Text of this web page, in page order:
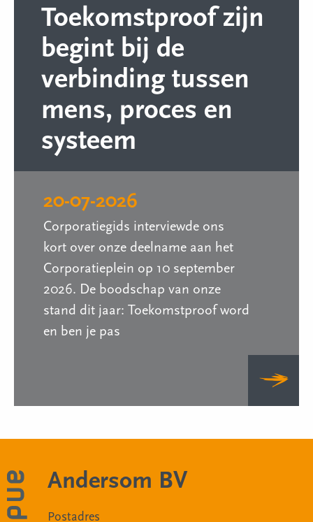
Toekomstproof zijn
begint bij de
verbinding tussen
mens, proces en
systeem
20-07-2026
Corporatiegids interviewde ons
kort over onze deelname aan het
Corporatieplein op 10 september
2026. De boodschap van onze
stand dit jaar: Toekomstproof word
en ben je pas
Andersom BV
Postadres